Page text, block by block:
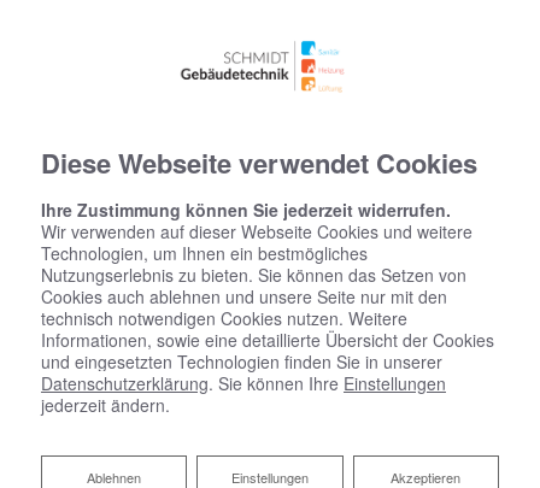
Diese Webseite verwendet Cookies
Ihre Zustimmung können Sie jederzeit widerrufen.
Wir verwenden auf dieser Webseite Cookies und weitere
Technologien, um Ihnen ein bestmögliches
Nutzungserlebnis zu bieten. Sie können das Setzen von
Cookies auch ablehnen und unsere Seite nur mit den
technisch notwendigen Cookies nutzen. Weitere
Informationen, sowie eine detaillierte Übersicht der Cookies
und eingesetzten Technologien finden Sie in unserer
Datenschutzerklärung. Sie können Ihre Einstellungen
jederzeit ändern.
Akzeptieren
Einstellungen
Ablehnen
Ablehnen